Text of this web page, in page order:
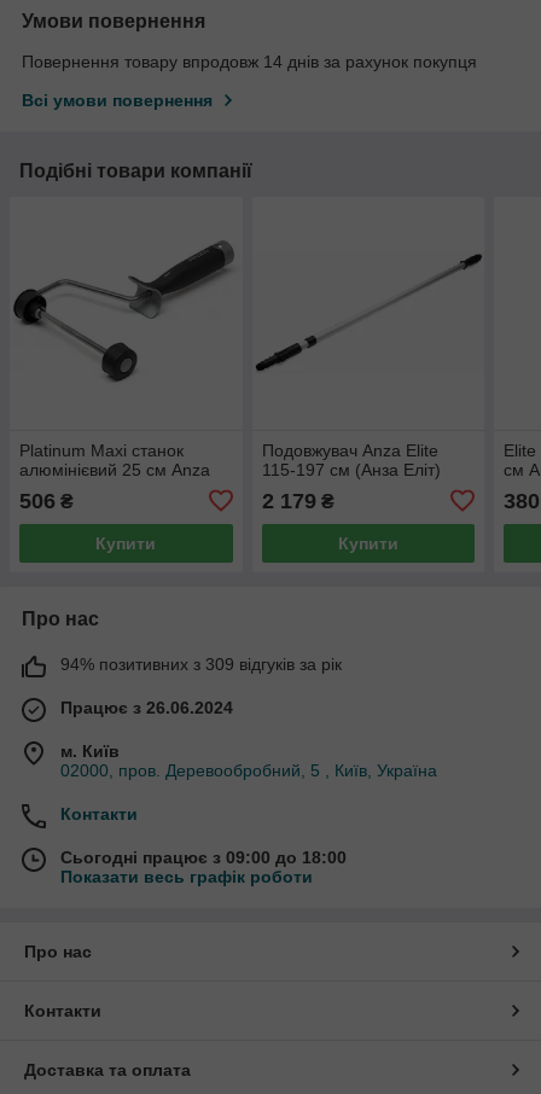
Умови повернення
Повернення товару впродовж 14 днів за рахунок покупця
Всі умови повернення
Подібні товари компанії
Platinum Maxi станок
алюмінієвий 25 см Anza
506 ₴
Купити
Подовжувач Anza Elite
115-197 см (Анза Еліт)
2 179₴
Купити
Elite
см
380
Про нас
94% позитивних з 309 відгуків за рік
Працює з 26.06.2024
м. Київ
02000, пров. Деревообробний, 5 , Київ, Україна
Контакти
Сьогодні працює з 09:00 до 18:00
Показати весь графік роботи
Про нас
Контакти
Доставка та оплата